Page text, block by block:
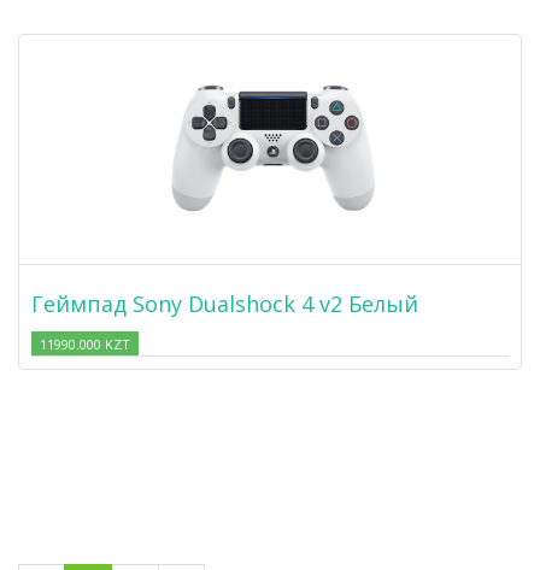
Геймпад Sony Dualshock 4 v2 Белый
11990.000 KZT